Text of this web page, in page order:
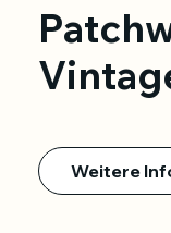
Weitere